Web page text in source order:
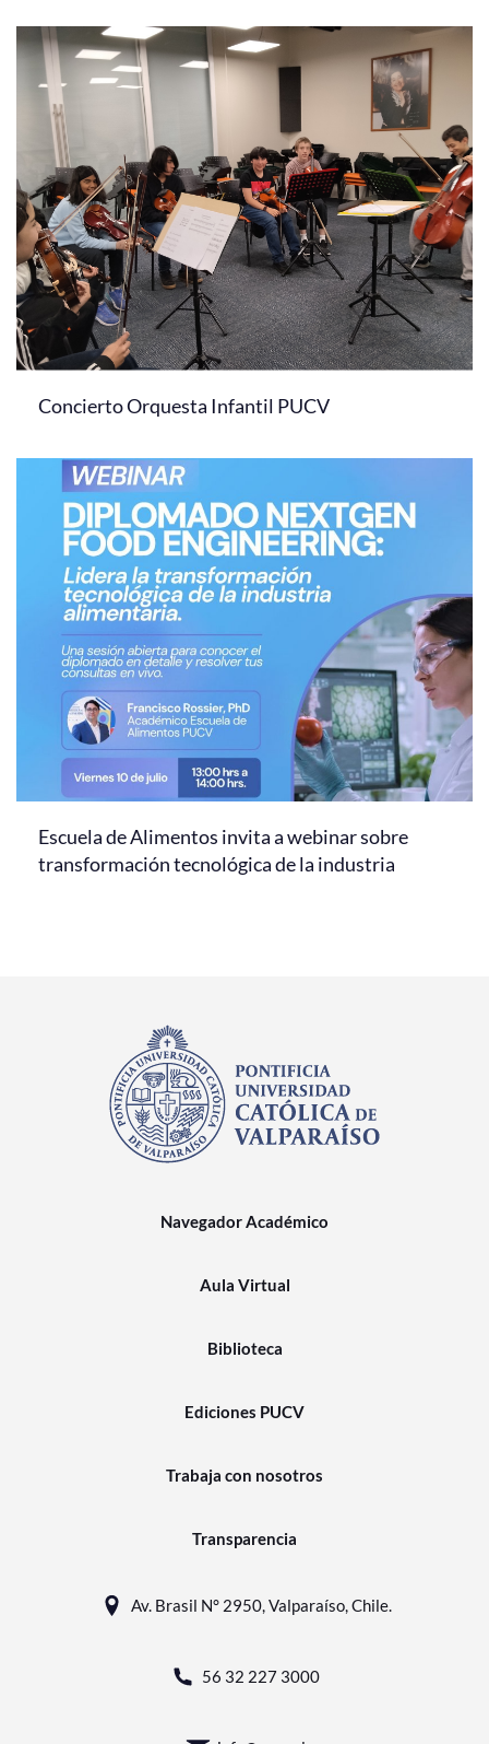
Concierto Orquesta Infantil PUCV
Escuela de Alimentos invita a webinar sobre
transformación tecnológica de la industria
Navegador Académico
Aula Virtual
Biblioteca
Ediciones PUCV
Trabaja con nosotros
Transparencia
Av. Brasil N° 2950, Valparaíso, Chile.
56 32 227 3000